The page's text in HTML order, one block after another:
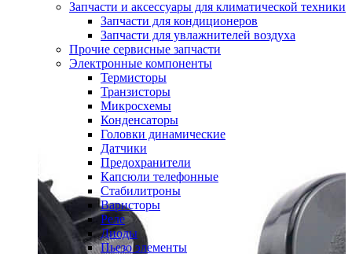
Запчасти и аксессуары для климатической техники
Запчасти для кондиционеров
Запчасти для увлажнителей воздуха
Прочие сервисные запчасти
Электронные компоненты
Термисторы
Транзисторы
Микросхемы
Конденсаторы
Головки динамические
Датчики
Предохранители
Капсюли телефонные
Стабилитроны
Варисторы
Реле
Диоды
Пьезо элементы